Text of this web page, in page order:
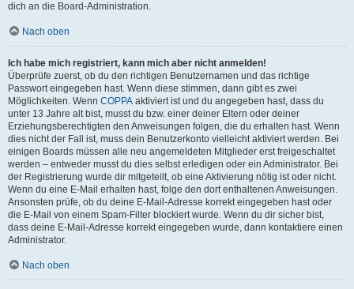
dich an die Board-Administration.
Nach oben
Ich habe mich registriert, kann mich aber nicht anmelden!
Überprüfe zuerst, ob du den richtigen Benutzernamen und das richtige
Passwort eingegeben hast. Wenn diese stimmen, dann gibt es zwei
Möglichkeiten. Wenn COPPA aktiviert ist und du angegeben hast, dass du
unter 13 Jahre alt bist, musst du bzw. einer deiner Eltern oder deiner
Erziehungsberechtigten den Anweisungen folgen, die du erhalten hast. Wenn
dies nicht der Fall ist, muss dein Benutzerkonto vielleicht aktiviert werden. Bei
einigen Boards müssen alle neu angemeldeten Mitglieder erst freigeschaltet
werden – entweder musst du dies selbst erledigen oder ein Administrator. Bei
der Registrierung wurde dir mitgeteilt, ob eine Aktivierung nötig ist oder nicht.
Wenn du eine E-Mail erhalten hast, folge den dort enthaltenen Anweisungen.
Ansonsten prüfe, ob du deine E-Mail-Adresse korrekt eingegeben hast oder
die E-Mail von einem Spam-Filter blockiert wurde. Wenn du dir sicher bist,
dass deine E-Mail-Adresse korrekt eingegeben wurde, dann kontaktiere einen
Administrator.
Nach oben